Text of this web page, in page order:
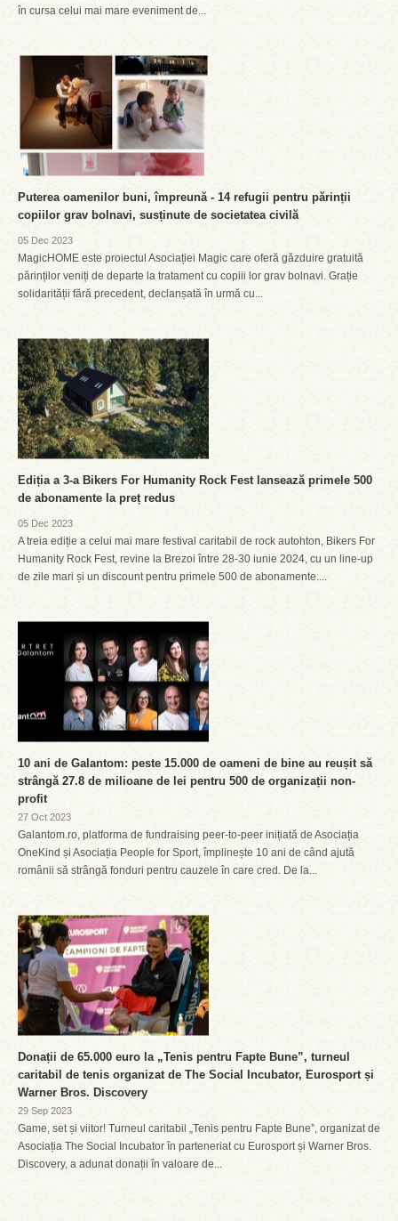
în cursa celui mai mare eveniment de...
Puterea oamenilor buni, împreună - 14 refugii pentru părinții
copiilor grav bolnavi, susținute de societatea civilă
05 Dec 2023
MagicHOME este proiectul Asociației Magic care oferă găzduire gratuită
părinților veniți de departe la tratament cu copiii lor grav bolnavi. Grație
solidarității fără precedent, declanșată în urmă cu...
Ediția a 3-a Bikers For Humanity Rock Fest lansează primele 500
de abonamente la preț redus
05 Dec 2023
A treia ediție a celui mai mare festival caritabil de rock autohton, Bikers For
Humanity Rock Fest, revine la Brezoi între 28-30 iunie 2024, cu un line-up
de zile mari și un discount pentru primele 500 de abonamente....
10 ani de Galantom: peste 15.000 de oameni de bine au reușit să
strângă 27.8 de milioane de lei pentru 500 de organizații non-
profit
27 Oct 2023
Galantom.ro, platforma de fundraising peer-to-peer inițiată de Asociația
OneKind și Asociația People for Sport, împlinește 10 ani de când ajută
românii să strângă fonduri pentru cauzele în care cred. De la...
Donații de 65.000 euro la „Tenis pentru Fapte Bune”, turneul
caritabil de tenis organizat de The Social Incubator, Eurosport și
Warner Bros. Discovery
29 Sep 2023
Game, set și viitor! Turneul caritabil „Tenis pentru Fapte Bune”, organizat de
Asociația The Social Incubator în parteneriat cu Eurosport și Warner Bros.
Discovery, a adunat donații în valoare de...